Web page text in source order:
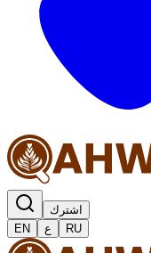
اشترك
EN
ع RU